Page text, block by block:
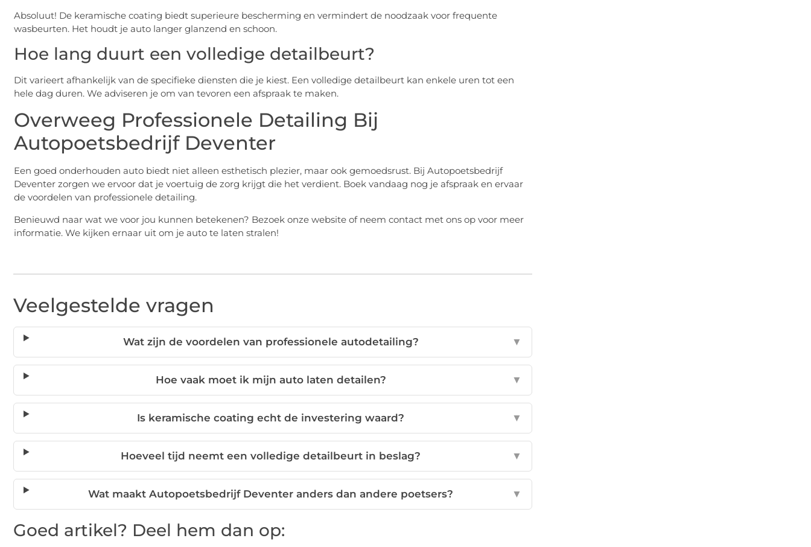
Absoluut! De keramische coating biedt superieure bescherming en vermindert de noodzaak voor frequente
wasbeurten. Het houdt je auto langer glanzend en schoon.
Hoe lang duurt een volledige detailbeurt?
Dit varieert afhankelijk van de specifieke diensten die je kiest. Een volledige detailbeurt kan enkele uren tot een
hele dag duren. We adviseren je om van tevoren een afspraak te maken.
Overweeg Professionele Detailing Bij
Autopoetsbedrijf Deventer
Een goed onderhouden auto biedt niet alleen esthetisch plezier, maar ook gemoedsrust. Bij Autopoetsbedrijf
Deventer zorgen we ervoor dat je voertuig de zorg krijgt die het verdient. Boek vandaag nog je afspraak en ervaar
de voordelen van professionele detailing.
Benieuwd naar wat we voor jou kunnen betekenen? Bezoek onze website of neem contact met ons op voor meer
informatie. We kijken ernaar uit om je auto te laten stralen!
Veelgestelde vragen
Wat zijn de voordelen van professionele autodetailing? ▼
Hoe vaak moet ik mijn auto laten detailen? ▼
Is keramische coating echt de investering waard? ▼
Hoeveel tijd neemt een volledige detailbeurt in beslag? ▼
Wat maakt Autopoetsbedrijf Deventer anders dan andere poetsers? ▼
Goed artikel? Deel hem dan op: